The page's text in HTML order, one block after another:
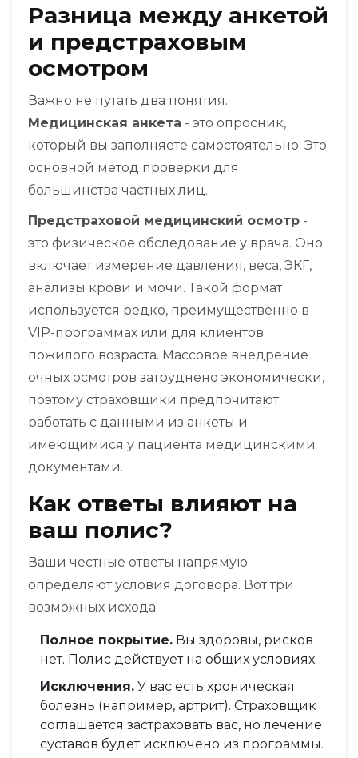
Разница между анкетой
и предстраховым
осмотром
Важно не путать два понятия.
Медицинская анкета - это опросник,
который вы заполняете самостоятельно. Это
основной метод проверки для
большинства частных лиц.
Предстраховой медицинский осмотр -
это физическое обследование у врача. Оно
включает измерение давления, веса, ЭКГ,
анализы крови и мочи. Такой формат
используется редко, преимущественно в
VIP-программах или для клиентов
пожилого возраста. Массовое внедрение
очных осмотров затруднено экономически,
поэтому страховщики предпочитают
работать с данными из анкеты и
имеющимися у пациента медицинскими
документами.
Как ответы влияют на
ваш полис?
Ваши честные ответы напрямую
определяют условия договора. Вот три
возможных исхода:
Полное покрытие. Вы здоровы, рисков
нет. Полис действует на общих условиях.
Исключения. У вас есть хроническая
болезнь (например, артрит). Страховщик
соглашается застраховать вас, но лечение
суставов будет исключено из программы.